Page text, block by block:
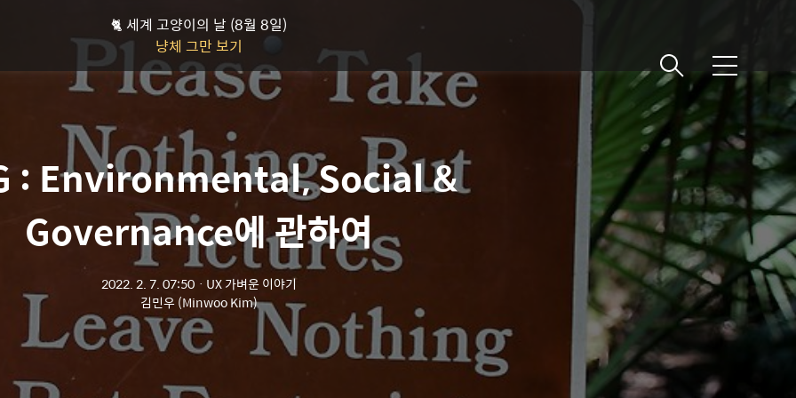
🐈 세계 고양이의 날 (8월 8일)
냥체 그만 보기
메뉴
: Environmental, Social &
Governance에 관하여
2022. 2. 7. 07:50 ㆍ UX 가벼운 이야기
김민우 (Minwoo Kim)